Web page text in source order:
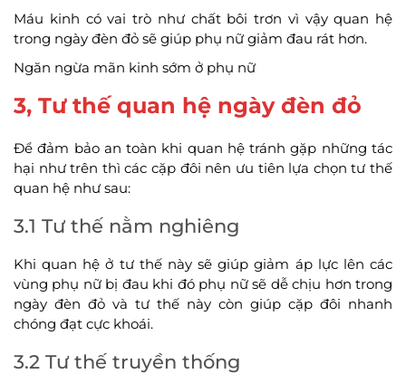
Máu kinh có vai trò như chất bôi trơn vì vậy quan hệ
trong ngày đèn đỏ sẽ giúp phụ nữ giảm đau rát hơn.
Ngăn ngừa mãn kinh sớm ở phụ nữ
3, Tư thế quan hệ ngày đèn đỏ
Để đảm bảo an toàn khi quan hệ tránh gặp những tác
hại như trên thì các cặp đôi nên ưu tiên lựa chọn tư thế
quan hệ như sau:
3.1 Tư thế nằm nghiêng
Khi quan hệ ở tư thế này sẽ giúp giảm áp lực lên các
vùng phụ nữ bị đau khi đó phụ nữ sẽ dễ chịu hơn trong
ngày đèn đỏ và tư thế này còn giúp cặp đôi nhanh
chóng đạt cực khoái.
3.2 Tư thế truyền thống